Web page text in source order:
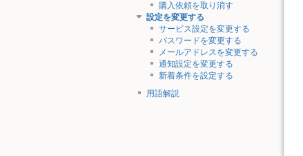
購入依頼を取り消す
設定を変更する
サービス設定を変更する
パスワードを変更する
メールアドレスを変更する
通知設定を変更する
新着条件を設定する
用語解説